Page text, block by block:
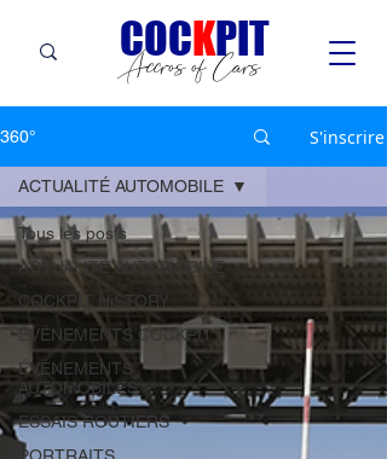
Accros of Cars
COCKPIT
360° S'inscrire
Tous les posts
ACTUALITÉ AUTOMOBILE
COCKPIT HiSTORY
ÉVÉNEMENTS COCKPIT
ÉVÉNEMENTS
AUTOMOBILES
ESSAIS ROUTIERS
ACTUALITÉ AUTOMOBILE